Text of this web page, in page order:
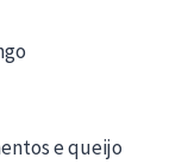
e queijo